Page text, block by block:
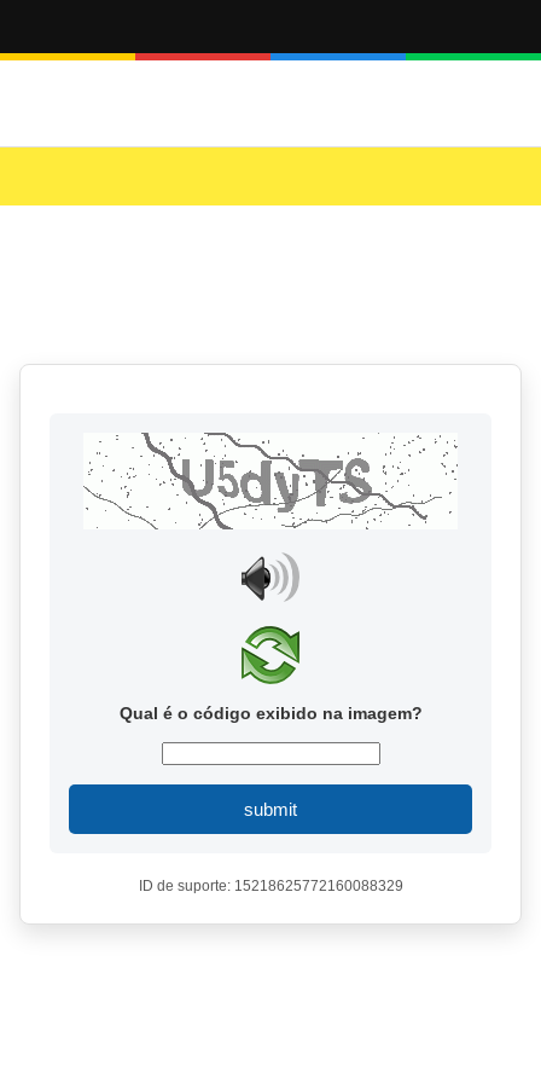
Qual é o código exibido na imagem?
submit
ID de suporte: 15218625772160088329